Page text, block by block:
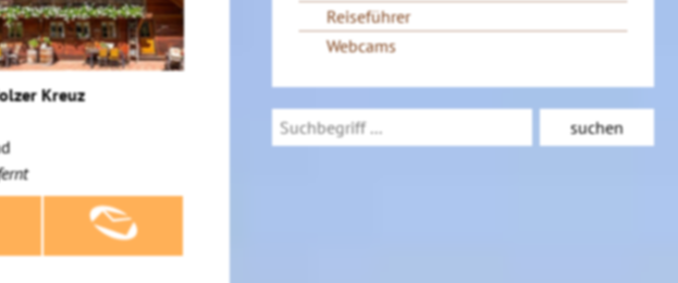
Kreuz
Reiseführer
Webcams